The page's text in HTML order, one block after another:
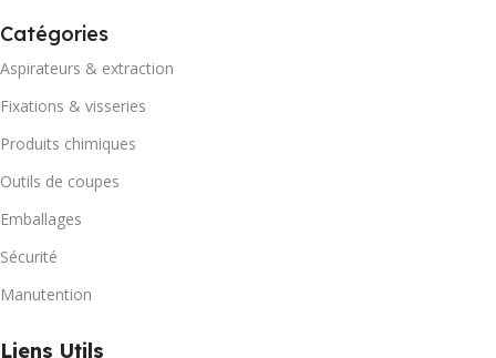
Catégories
Aspirateurs & extraction
Fixations & visseries
Produits chimiques
Outils de coupes
Emballages
Sécurité
Manutention
Liens Utils